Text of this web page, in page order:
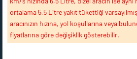
ortalama 5,5 Litre yakıt tükettiği
aracınızın hızına, yol koşullarına veya
fiyatlarına göre değişiklik gösterebilir.